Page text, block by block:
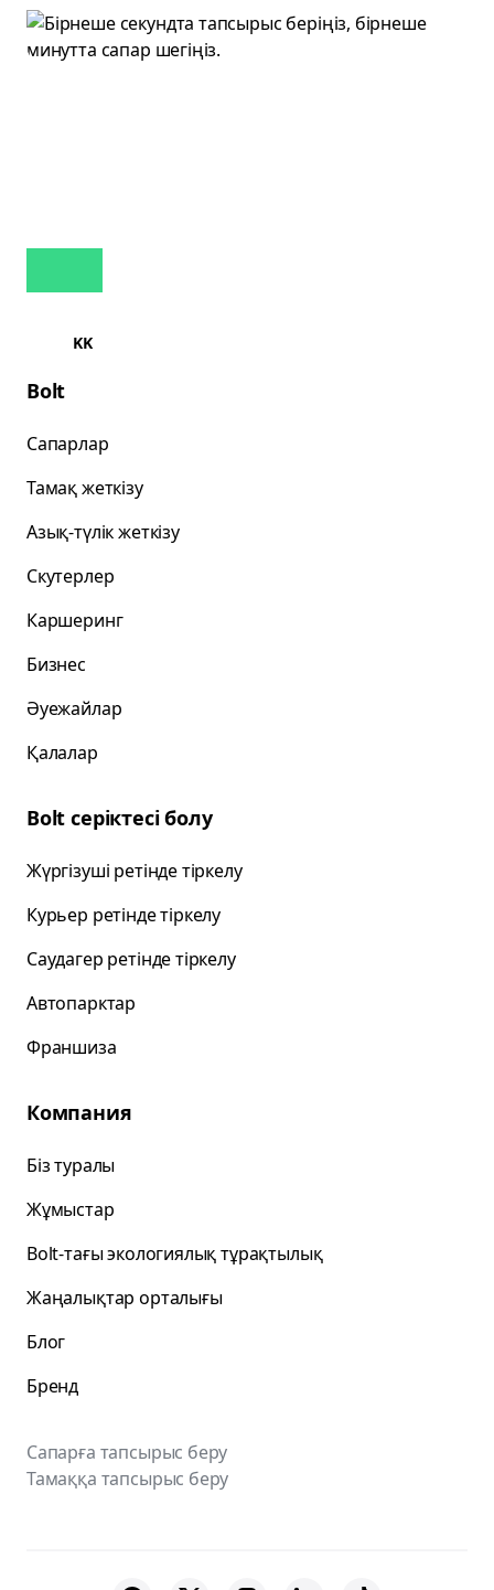
KK
Bolt
Сапарлар
Тамақ жеткізу
Азық-түлік жеткізу
Скутерлер
Каршеринг
Бизнес
Әуежайлар
Қалалар
Bolt серіктесі болу
Жүргізуші ретінде тіркелу
Курьер ретінде тіркелу
Саудагер ретінде тіркелу
Автопарктар
Франшиза
Компания
Біз туралы
Жұмыстар
Bolt-тағы экологиялық тұрақтылық
Жаңалықтар орталығы
Блог
Бренд
Сапарға тапсырыс беру
Тамаққа тапсырыс беру